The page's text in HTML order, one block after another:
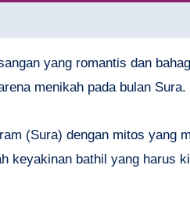
yang romantis dan
menikah pada bulan Sura.
(Sura) dengan mitos yang
keyakinan bathil yang harus